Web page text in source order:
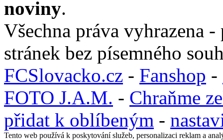
noviny.
Všechna práva vyhrazena
stránek bez písemného
FCSlovacko.cz - Fanshop -
FOTO J.A.M. - Chraňme
přidat k oblíbeným -
Tento web používá k poskytování služeb, personalizaci reklam a